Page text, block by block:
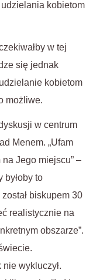
udzielania kobietom
w tej
się jednak
kobietom
możliwe.
w centrum
Menem. „Ufam
Jego miejscu” –
byłoby to
biskupem 30
realistycznie na
obszarze”.
wykluczył.